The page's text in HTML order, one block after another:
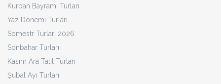
Kurban Bayramı Turları
Yaz Dönemi Turları
Sömestr Turları 2026
Sonbahar Turları
Kasım Ara Tatil Turları
Şubat Ayı Turları